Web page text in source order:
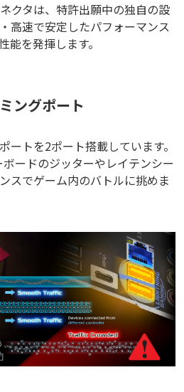
クタは、特許出願中の独自の設
高速で安定したパフォーマンス
能を発揮します。
ングポート
ートを2ポート搭載しています。
ードのジッターやレイテンシー
スでゲーム内のバトルに挑めま